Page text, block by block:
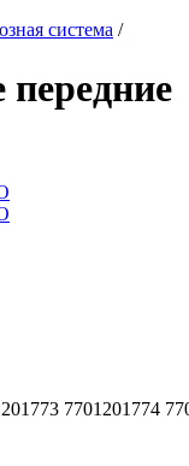
система /
7701201774